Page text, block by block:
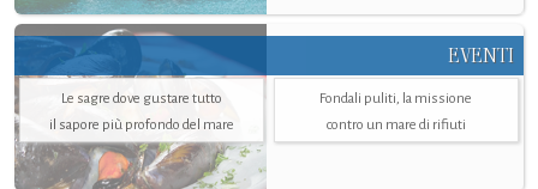
EVENTI
Le sagre dove gustare tutto
il sapore più profondo del mare
Fondali puliti, la missione
contro un mare di rifiuti